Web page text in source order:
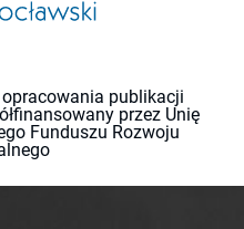
publikacji
przez Unię
Funduszu Rozwoju